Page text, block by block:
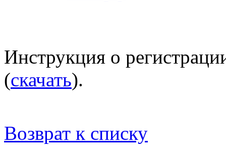
Инструкция о
(скачать).
Возврат к списку